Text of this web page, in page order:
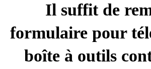
Il suffit de
formulaire pour
boîte à outils